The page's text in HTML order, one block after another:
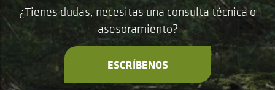
¿Tienes dudas, necesitas una consulta técnica o
asesoramiento?
ESCRÍBENOS